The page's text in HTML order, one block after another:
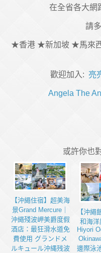
在全省各大網
請
★香港 ★新加坡 ★馬來西
歡迎加入: 亮
Angela The
或許你也
【沖繩住宿】超美海
景Grand Mercure｜
沖繩殘波岬美爵度假
酒店：最狂滑水道免
費使用 グランドメ
ルキュール沖縄残波
【沖繩
和海洋
Hiyori
邊際泳